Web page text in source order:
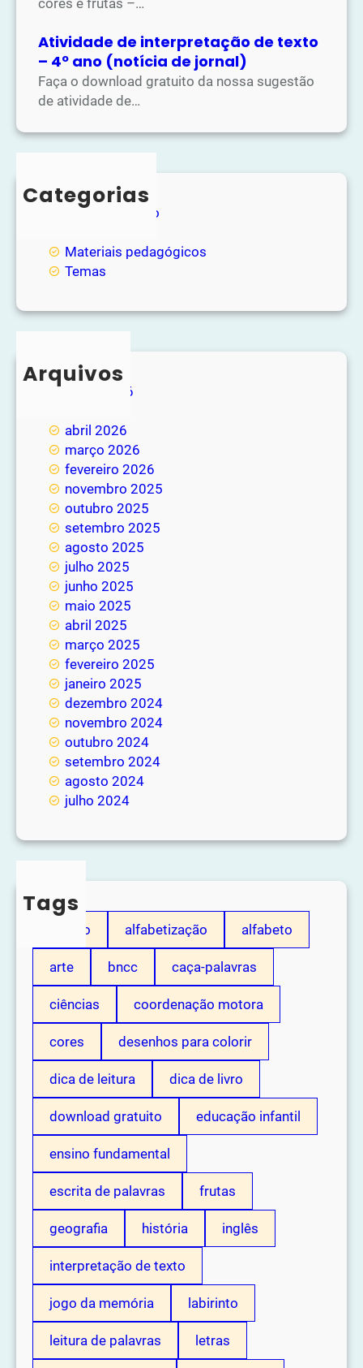
Atividade de interpretação de texto
– 4º ano (notícia de jornal)
Faça o download gratuito da nossa sugestão
de atividade de…
Categorias
Entretenimento
Materiais pedagógicos
Temas
Arquivos
junho 2026
abril 2026
março 2026
fevereiro 2026
novembro 2025
outubro 2025
setembro 2025
agosto 2025
julho 2025
junho 2025
maio 2025
abril 2025
março 2025
fevereiro 2025
janeiro 2025
dezembro 2024
novembro 2024
outubro 2024
setembro 2024
agosto 2024
julho 2024
Tags
adição alfabetização alfabeto
arte bncc caça-palavras
ciências coordenação motora
cores desenhos para colorir
dica de leitura dica de livro
download gratuito educação infantil
ensino fundamental
escrita de palavras frutas
geografia história inglês
interpretação de texto
jogo da memória labirinto
leitura de palavras letras